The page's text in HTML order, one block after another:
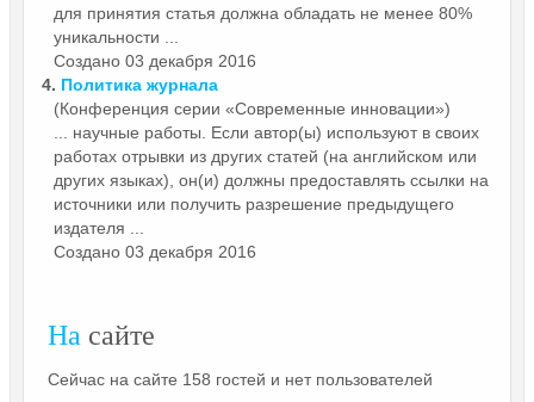
для принятия статья должна обладать не менее 80%
уникальности ...
Создано 03 декабря 2016
4. Политика журнала
(Конференция серии «Современные инновации»)
... научные работы. Если автор(ы) используют в своих
работах отрывки из других статей (на английском или
других языках), он(и) должны предоставлять ссылки на
источники или получить разрешение предыдущего
издателя ...
Создано 03 декабря 2016
На сайте
Сейчас на сайте 158 гостей и нет пользователей